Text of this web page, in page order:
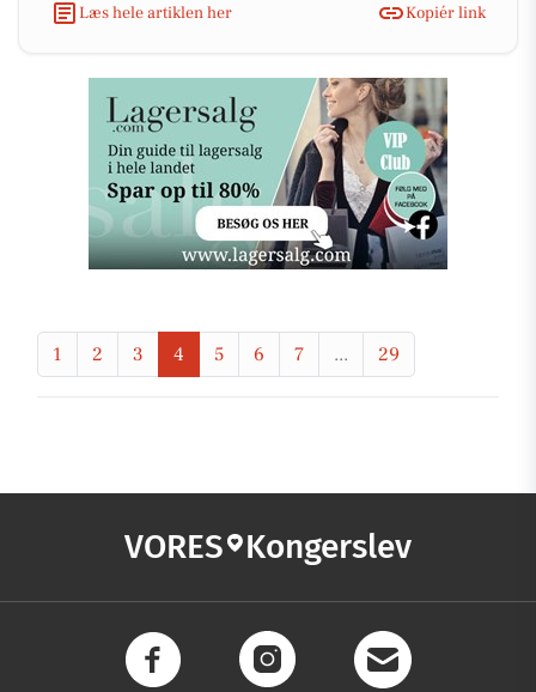
Læs hele artiklen her
Kopiér link
1 2 3 4 5 6 7 ... 29
VORES Kongerslev